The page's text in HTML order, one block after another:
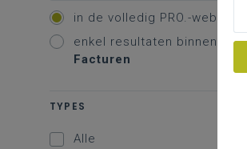
in de volledig PRO.-website
enkel resultaten binnen
Facturen
TYPES
Alle